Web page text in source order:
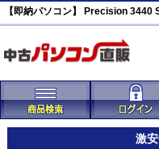
【即納パソコン】 Precision
激安